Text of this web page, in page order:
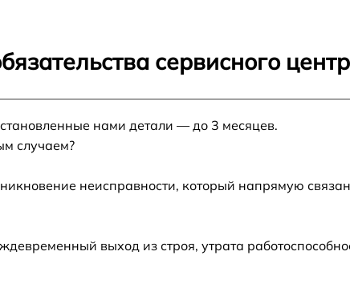
CM470101
Gaggenau
Gaggenau
сервисного
нами детали — до 3 месяцев.
случаем?
неисправности, который напрямую
выход из строя, утрата